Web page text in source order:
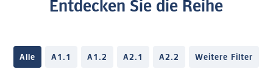
Entdecken Sie die Reihe
Alle A1.1 A1.2 A2.1 A2.2 Weitere Filter